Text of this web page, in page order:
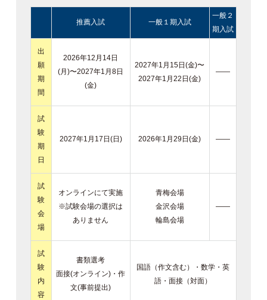
推薦入試 一般１期入試
一般２
期入試
出
願
期
間
2026年12月14日
(月)〜2027年1月8日
(金)
2027年1月15日(金)〜
2027年1月22日(金)
——
試
験
期
日
2027年1月17日(日) 2026年1月29日(金) ——
試
験
会
場
オンラインにて実施
※試験会場の選択は
ありません
青梅会場
金沢会場
輪島会場
——
試
験
内
容
書類選考
面接(オンライン)・作
文(事前提出)
国語（作文含む）・数学・英
語・面接（対面）